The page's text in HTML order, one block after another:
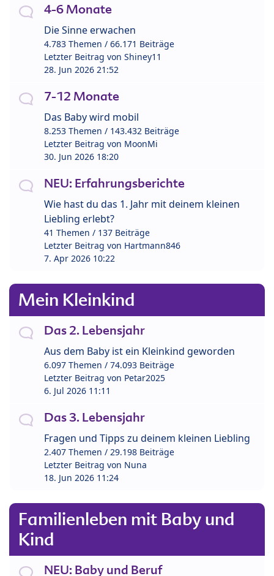
4-6 Monate
Die Sinne erwachen
4.783 Themen / 66.171 Beiträge
Letzter Beitrag von Shiney11
28. Jun 2026 21:52
7-12 Monate
Das Baby wird mobil
8.253 Themen / 143.432 Beiträge
Letzter Beitrag von MoonMi
30. Jun 2026 18:20
NEU: Erfahrungsberichte
Wie hast du das 1. Jahr mit deinem kleinen
Liebling erlebt?
41 Themen / 137 Beiträge
Letzter Beitrag von Hartmann846
7. Apr 2026 10:22
Mein Kleinkind
Das 2. Lebensjahr
Aus dem Baby ist ein Kleinkind geworden
6.097 Themen / 74.093 Beiträge
Letzter Beitrag von Petar2025
6. Jul 2026 11:11
Das 3. Lebensjahr
Fragen und Tipps zu deinem kleinen Liebling
2.407 Themen / 29.198 Beiträge
Letzter Beitrag von Nuna
18. Jun 2026 11:24
Familienleben mit Baby und
Kind
NEU: Baby und Beruf